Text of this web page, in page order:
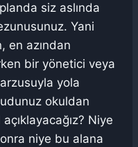
siz aslında
Yani
en azından
bir yönetici veya
yola
okuldan
Niye
niye bu alana